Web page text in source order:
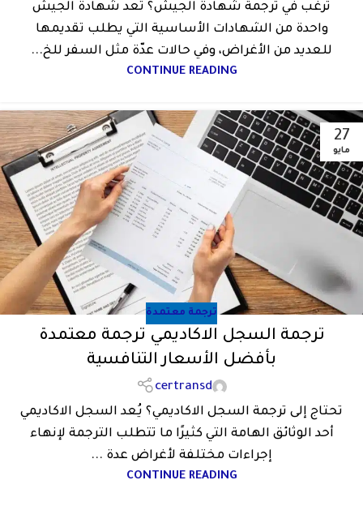
ترغب في ترجمة شهادة الجيش؟ تعد شهادة الجيش
واحدة من الشهادات الأساسية التي يطلب تقديمها
للعديد من الأغراض، وفي حالات عدّة مثل السفر للخ...
CONTINUE READING
27
مايو
ترجمة معتمدة
ترجمة السجل الاكاديمي ترجمة معتمدة
بأفضل الأسعار التنافسية
certransd
تحتاج إلى ترجمة السجل الاكاديمي؟ يُعد السجل الاكاديمي
أحد الوثائق الهامة التي كثيرًا ما تتطلب الترجمة لإنهاء
إجراءات مختلفة لأغراض عدة ...
CONTINUE READING